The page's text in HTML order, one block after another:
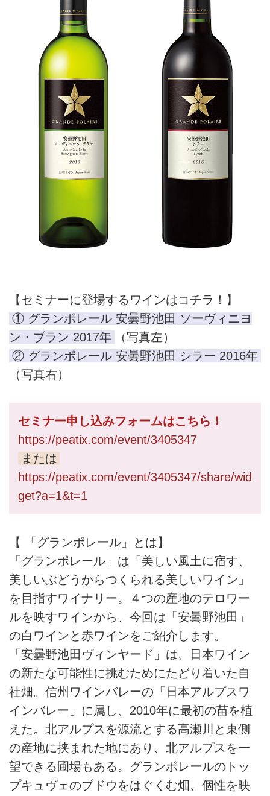
【セミナーに登場するワインはコチラ！】
① グランポレール 安曇野池田 ソーヴィニヨ
ン・ブラン 2017年
（写真左）
② グランポレール 安曇野池田 シラー 2016年
（写真右）
セミナー申し込みフォームはこちら！
https://peatix.com/event/3405347
または
https://peatix.com/event/3405347/share/wid
get?a=1&t=1
【 「グランポレール」とは】
「グランポレール」は「美しい風土に宿す、
美しいぶどうからつくられる美しいワイン」
を目指すワイナリー。４つの産地のテロワー
ルを映すワインから、今回は「安曇野池田」
の白ワインと赤ワインをご紹介します。
「安曇野池田ヴィンヤード」は、日本ワイン
の新たな可能性に挑むためにたどり着いた自
社畑。信州ワインバレーの「日本アルプスワ
インバレー」に属し、2010年に最初の苗を植
えた。北アルプスを源流とする高瀬川と東側
の産地に挟まれた地にあり、北アルプスを一
望できる圃場もある。グランポレールのトッ
プキュヴェのブドウをはぐくむ畑、個性を映